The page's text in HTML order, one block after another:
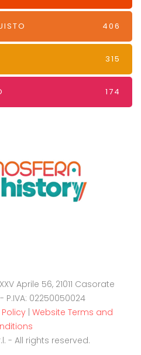
406
315
174
Aprile 56, 21011 Casorate
P.IVA: 02250050024
| Website Terms and
- All rights reserved.